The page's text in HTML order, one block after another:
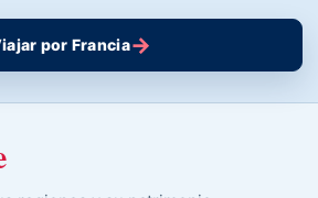
por Francia→